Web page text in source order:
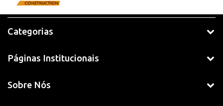
Categorias
Páginas Institucionais
Sobre Nós